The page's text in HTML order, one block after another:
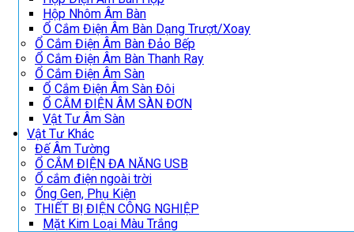
Hộp Nhôm Âm Bàn
Ổ Cắm Điện Âm Bàn Dạng Trượt/Xoay
Ổ Cắm Điện Âm Bàn Đảo Bếp
Ổ Cắm Điện Âm Bàn Thanh Ray
Ổ Cắm Điện Âm Sàn
Ổ Cắm Điện Âm Sàn Đôi
Ổ CẮM ĐIỆN ÂM SÀN ĐƠN
Vật Tư Âm Sàn
Vật Tư Khác
Đế Âm Tường
Ổ CẮM ĐIỆN ĐA NĂNG USB
Ổ cắm điện ngoài trời
Ống Gen, Phụ Kiện
THIẾT BỊ ĐIỆN CÔNG NGHIỆP
Mặt Kim Loại Màu Trắng